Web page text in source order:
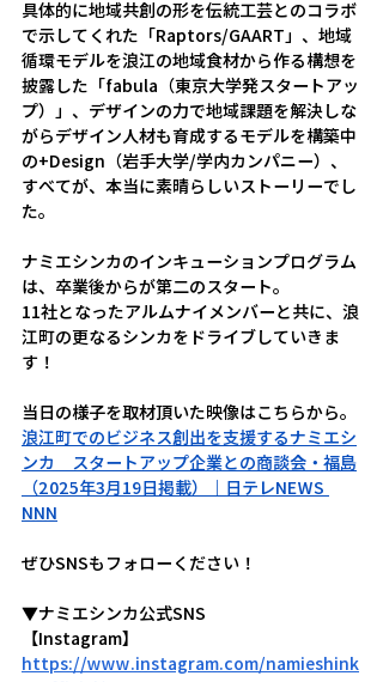
具体的に地域共創の形を伝統工芸とのコラボ
で示してくれた「Raptors/GAART」、地域
循環モデルを浪江の地域食材から作る構想を
披露した「fabula（東京大学発スタートアッ
プ）」、デザインの力で地域課題を解決しな
がらデザイン人材も育成するモデルを構築中
の+Design（岩手大学/学内カンパニー）、
すべてが、本当に素晴らしいストーリーでし
た。
ナミエシンカのインキューションプログラム
は、卒業後からが第二のスタート。
11社となったアルムナイメンバーと共に、浪
江町の更なるシンカをドライブしていきま
す！
当日の様子を取材頂いた映像はこちらから。
浪江町でのビジネス創出を支援するナミエシ
ンカ　スタートアップ企業との商談会・福島
（2025年3月19日掲載）｜日テレNEWS
NNN
ぜひSNSもフォローください！
▼ナミエシンカ公式SNS
【Instagram】
https://www.instagram.com/namieshink